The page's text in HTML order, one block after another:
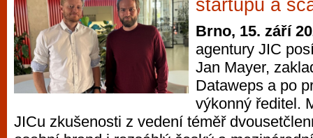
startupů a
Brno, 15. září
agentury JIC
Jan Mayer,
Dataweps a po
výkonný ředitel.
JICu zkušenosti z vedení téměř